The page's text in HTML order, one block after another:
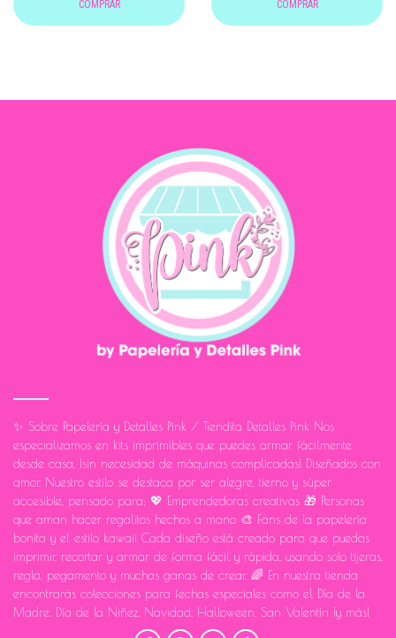
COMPRAR COMPRAR
✨ Sobre Papelería y Detalles Pink / Tiendita Detalles Pink Nos
especializamos en kits imprimibles que puedes armar fácilmente
desde casa, ¡sin necesidad de máquinas complicadas! Diseñados con
amor. Nuestro estilo se destaca por ser alegre, tierno y súper
accesible, pensado para: 💖 Emprendedoras creativas 🎁 Personas
que aman hacer regalitos hechos a mano 🎨 Fans de la papelería
bonita y el estilo kawaii Cada diseño está creado para que puedas
imprimir, recortar y armar de forma fácil y rápida, usando solo tijeras,
regla, pegamento y muchas ganas de crear. 🌈 En nuestra tienda
encontrarás colecciones para fechas especiales como el Día de la
Madre, Día de la Niñez, Navidad, Halloween, San Valentín ¡y más!